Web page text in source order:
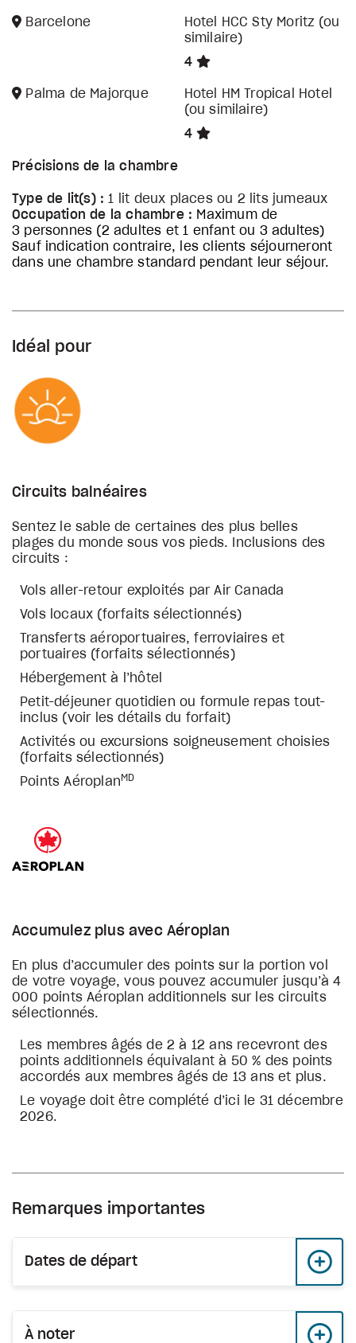
Barcelone
Hotel HCC Sty Moritz (ou
similaire)
4
Palma de Majorque
Hotel HM Tropical Hotel
(ou similaire)
4
Précisions de la chambre
Type de lit(s) : 1 lit deux places ou 2 lits jumeaux
Occupation de la chambre : Maximum de
3 personnes (2 adultes et 1 enfant ou 3 adultes)
Sauf indication contraire, les clients séjourneront
dans une chambre standard pendant leur séjour.
Idéal pour
Circuits balnéaires
Sentez le sable de certaines des plus belles
plages du monde sous vos pieds. Inclusions des
circuits :
Vols aller-retour exploités par Air Canada
Vols locaux (forfaits sélectionnés)
Transferts aéroportuaires, ferroviaires et
portuaires (forfaits sélectionnés)
Hébergement à l’hôtel
Petit-déjeuner quotidien ou formule repas tout-
inclus (voir les détails du forfait)
Activités ou excursions soigneusement choisies
(forfaits sélectionnés)
Points Aéroplan MD
Accumulez plus avec Aéroplan
En plus d’accumuler des points sur la portion vol
de votre voyage, vous pouvez accumuler jusqu’à 4
000 points Aéroplan additionnels sur les circuits
sélectionnés.
Les membres âgés de 2 à 12 ans recevront des
points additionnels équivalant à 50 % des points
accordés aux membres âgés de 13 ans et plus.
Le voyage doit être complété d’ici le 31 décembre
2026.
Remarques importantes
Dates de départ
À noter